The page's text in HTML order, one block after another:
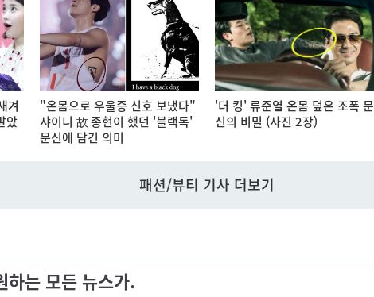
겨
았
"온몸으로 우울증 신호 보냈다"
샤이니 故 종현이 했던 '블랙독'
문신에 담긴 의미
'더 킹' 류준열 온몸 덮은 조폭 문
신의 비밀 (사진 2장)
패션/뷰티 기사 더보기
하는 모든 뉴스가.